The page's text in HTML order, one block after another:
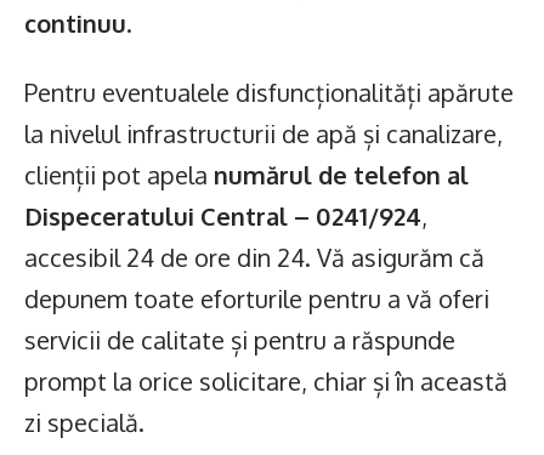
continuu.
Pentru eventualele disfuncționalități apărute
la nivelul infrastructurii de apă și canalizare,
clienții pot apela numărul de telefon al
Dispeceratului Central – 0241/924,
accesibil 24 de ore din 24. Vă asigurăm că
depunem toate eforturile pentru a vă oferi
servicii de calitate și pentru a răspunde
prompt la orice solicitare, chiar și în această
zi specială.